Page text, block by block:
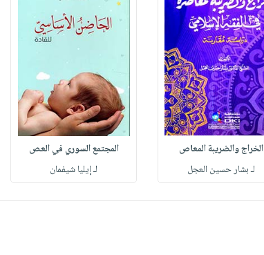
الخراج والضريبة المعاص
لـ بشار حسين العجل
المجتمع السوري في العص
لـ إيليا شيفمان